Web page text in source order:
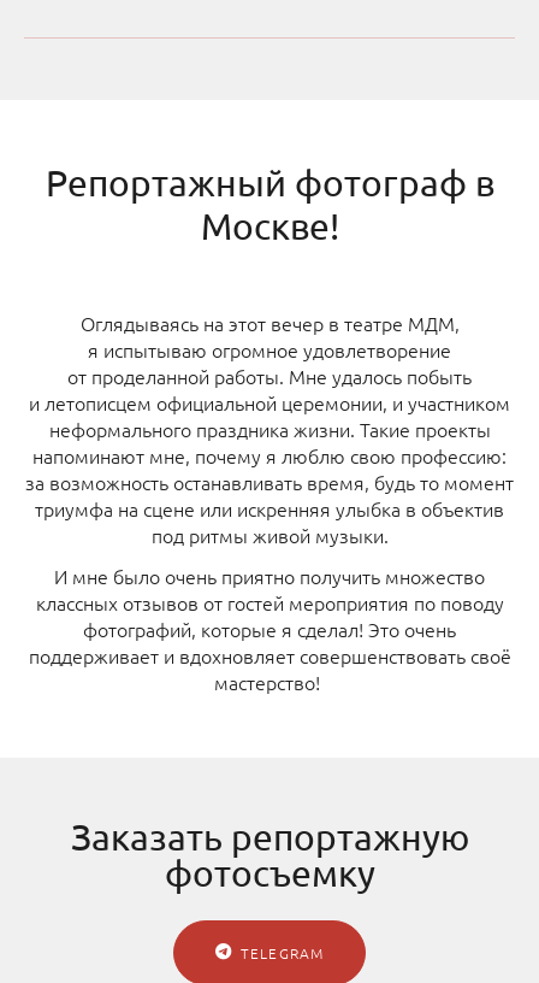
Репортажный фотограф в
Москве!
Оглядываясь на этот вечер в театре МДМ,
я испытываю огромное удовлетворение
от проделанной работы. Мне удалось побыть
и летописцем официальной церемонии, и участником
неформального праздника жизни. Такие проекты
напоминают мне, почему я люблю свою профессию:
за возможность останавливать время, будь то момент
триумфа на сцене или искренняя улыбка в объектив
под ритмы живой музыки.
И мне было очень приятно получить множество
классных отзывов от гостей мероприятия по поводу
фотографий, которые я сделал! Это очень
поддерживает и вдохновляет совершенствовать своё
мастерство!
Заказать репортажную
фотосъемку
TELEGRAM